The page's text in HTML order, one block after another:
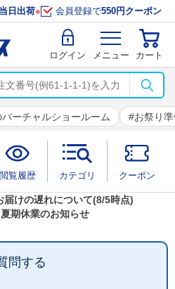
日出荷※ 会員登録で550円クーポン
ログイン メニュー カート
ーチャルショールーム お祭り
閲覧履歴 カテゴリ クーポン
届けの遅れについて(8/5時点)
期休業のお知らせ
問する